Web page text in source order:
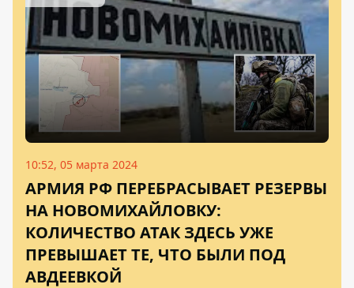
10:52, 05 марта 2024
АРМИЯ РФ ПЕРЕБРАСЫВАЕТ РЕЗЕРВЫ
НА НОВОМИХАЙЛОВКУ:
КОЛИЧЕСТВО АТАК ЗДЕСЬ УЖЕ
ПРЕВЫШАЕТ ТЕ, ЧТО БЫЛИ ПОД
АВДЕЕВКОЙ